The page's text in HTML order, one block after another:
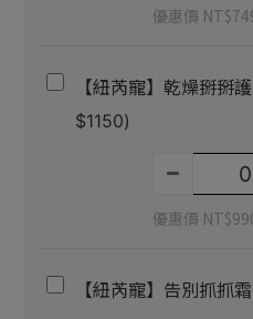
優惠價
【紐芮寵】乾燥掰掰
$1150)
優惠價
【紐芮寵】告別抓抓